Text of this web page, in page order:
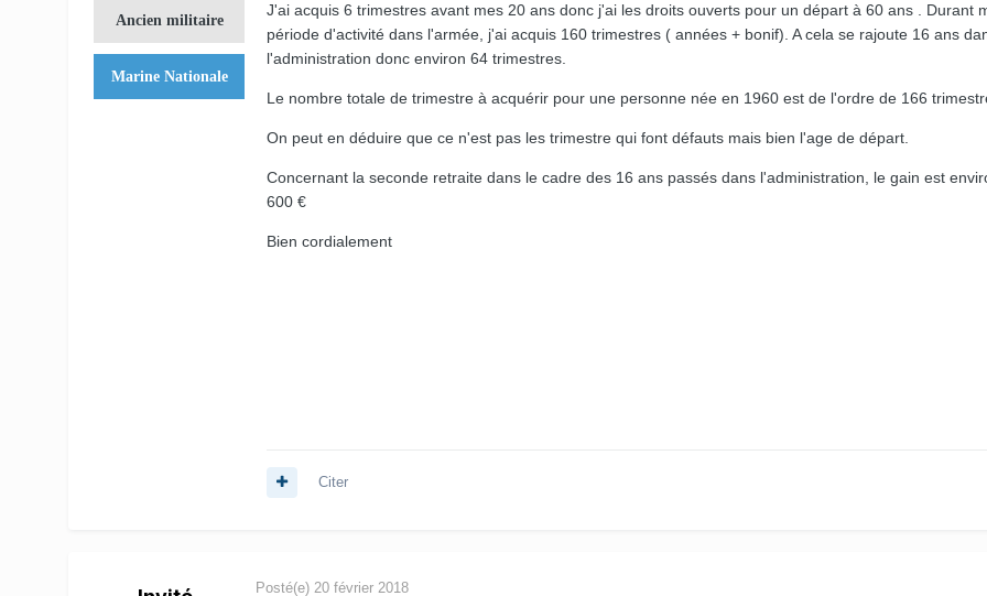
Ancien militaire
Marine Nationale
J'ai acquis 6 trimestres avant mes 20 ans donc j'ai les droits ouverts pour un départ à 60 ans . Durant
période d'activité dans l'armée, j'ai acquis 160 trimestres ( années + bonif). A cela se rajoute 16 ans
l'administration donc environ 64 trimestres.
Le nombre totale de trimestre à acquérir pour une personne née en 1960 est de l'ordre de 166
On peut en déduire que ce n'est pas les trimestre qui font défauts mais bien l'age de départ.
Concernant la seconde retraite dans le cadre des 16 ans passés dans l'administration, le gain est
600 €
Bien cordialement
Citer
Posté(e) 20 février 2018